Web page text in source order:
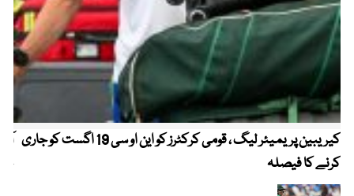
کیریبین پریمیئر لیگ ، قومی کرکٹرز کو این او سی 19 اگست کو جاری
کرنے کا فیصلہ